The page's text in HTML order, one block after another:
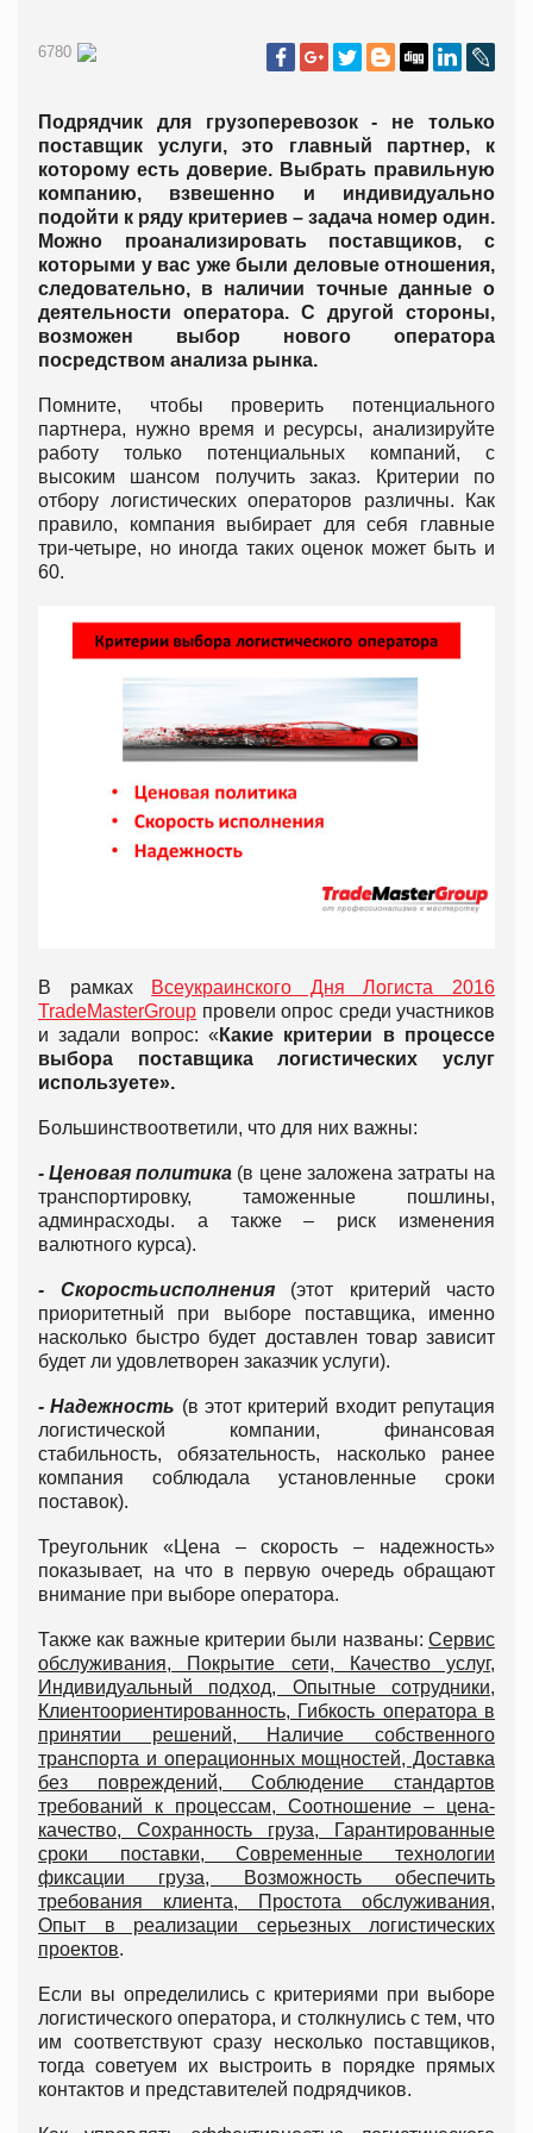
6780
Подрядчик для грузоперевозок - не только
поставщик услуги, это главный партнер, к
которому есть доверие. Выбрать правильную
компанию, взвешенно и индивидуально
подойти к ряду критериев – задача номер один.
Можно проанализировать поставщиков, с
которыми у вас уже были деловые отношения,
следовательно, в наличии точные данные о
деятельности оператора. С другой стороны,
возможен выбор нового оператора
посредством анализа рынка.
Помните, чтобы проверить потенциального
партнера, нужно время и ресурсы, анализируйте
работу только потенциальных компаний, с
высоким шансом получить заказ. Критерии по
отбору логистических операторов различны. Как
правило, компания выбирает для себя главные
три-четыре, но иногда таких оценок может быть и
60.
В рамках
Всеукраинского Дня Логиста 2016
TradeMasterGroup провели опрос среди участников
и задали вопрос: « Какие критерии в процессе
выбора поставщика логистических услуг
используете».
Большинствоответили, что для них важны:
- Ценовая политика (в цене заложена затраты на
транспортировку, таможенные пошлины,
админрасходы. а также – риск изменения
валютного курса).
- Скоростьисполнения(этот критерий часто
приоритетный при выборе поставщика, именно
насколько быстро будет доставлен товар зависит
будет ли удовлетворен заказчик услуги).
- Надежность (в этот критерий входит репутация
логистической компании, финансовая
стабильность, обязательность, насколько ранее
компания соблюдала установленные сроки
поставок).
Треугольник «Цена – скорость – надежность»
показывает, на что в первую очередь обращают
внимание при выборе оператора.
Также как важные критерии были названы: Сервис
обслуживания, Покрытие сети, Качество услуг,
Индивидуальный подход, Опытные сотрудники,
Клиентоориентированность, Гибкость оператора в
принятии решений, Наличие собственного
транспорта и операционных мощностей, Доставка
без повреждений, Соблюдение стандартов
требований к процессам, Соотношение – цена-
качество, Сохранность груза, Гарантированные
сроки поставки, Современные технологии
фиксации груза, Возможность обеспечить
требования клиента, Простота обслуживания,
Опыт в реализации серьезных логистических
проектов.
Если вы определились с критериями при выборе
логистического оператора, и столкнулись с тем, что
им соответствуют сразу несколько поставщиков,
тогда советуем их выстроить в порядке прямых
контактов и представителей подрядчиков.